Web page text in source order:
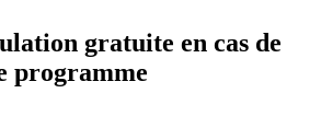
gratuite en cas de
programme